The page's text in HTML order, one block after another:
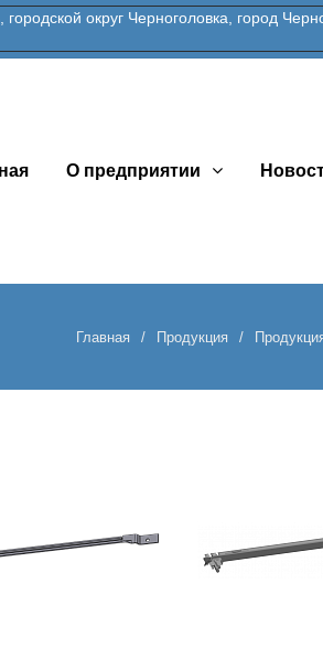
округ Черноголовка, город
О предприятии
Главная Продукция